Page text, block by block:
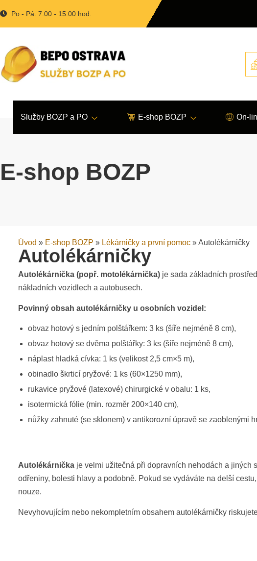
Po - Pá: 7.00 - 15.00 hod.
Služby BOZP a PO E-shop BOZP On-
E-shop BOZP
Úvod » E-shop BOZP » Lékárničky a první pomoc »Autolékárničky
Autolékárničky
Autolékárnička (popř. motolékárnička) je sada základních
nákladních vozidlech a autobusech.
Povinný obsah autolékárničky u osobních vozidel:
obvaz hotový s jedním polštářkem: 3 ks (šíře nejméně 8 cm),
obvaz hotový se dvěma polštářky: 3 ks (šíře nejméně 8 cm),
náplast hladká cívka: 1 ks (velikost 2,5 cm×5 m),
obinadlo škrticí pryžové: 1 ks (60×1250 mm),
rukavice pryžové (latexové) chirurgické v obalu: 1 ks,
isotermická fólie (min. rozměr 200×140 cm),
nůžky zahnuté (se sklonem) v antikorozní úpravě se zaoblenými
Autolékárnička je velmi užitečná při dopravních nehodách a jiných
odřeniny, bolesti hlavy a podobně. Pokud se vydáváte na delší
nouze.
Nevyhovujícím nebo nekompletním obsahem autolékárničky